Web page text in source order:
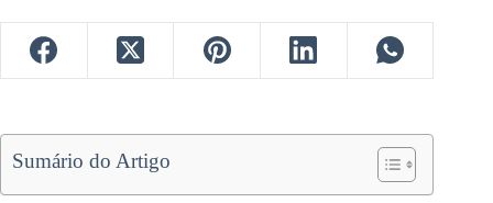
Sumário do Artigo